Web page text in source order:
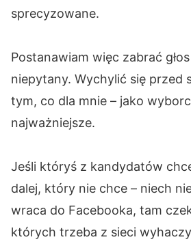
sprecyzowane.
Postanawiam więc zabrać
niepytany. Wychylić się przed
tym, co dla mnie – jako
najważniejsze.
Jeśli któryś z kandydatów
dalej, który nie chce – niech
wraca do Facebooka, tam
których trzeba z sieci